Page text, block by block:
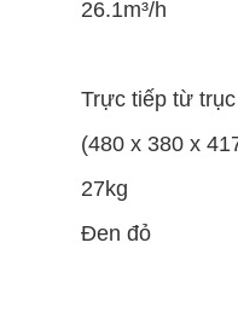
26.1m³/h
Trực tiếp từ
(480 x 380 x
27kg
Đen đỏ